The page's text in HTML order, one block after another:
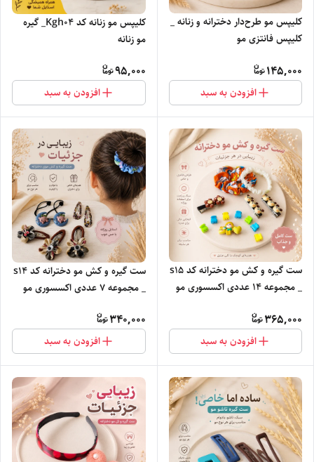
کلیپس مو طرح‌دار دخترانه و زنانه _
کلیپس فانتزی مو
145,000
افزودن به سبد
کلیپس مو زنانه کد Kgh04_ گیره
مو زنانه
95,000
افزودن به سبد
ست گیره و کش مو دخترانه کد s15
_ مجموعه ۱۴ عددی اکسسوری مو
365,000
افزودن به سبد
ست گیره و کش مو دخترانه کد s14
_ مجموعه ۷ عددی اکسسوری مو
340,000
افزودن به سبد